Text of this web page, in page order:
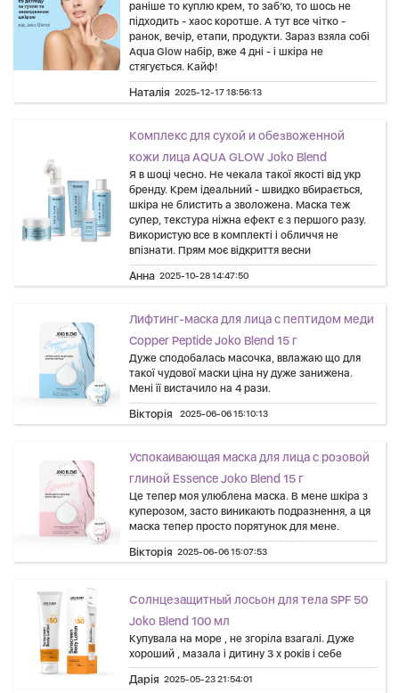
раніше то куплю крем, то заб’ю, то шось не
підходить - хаос коротше. А тут все чітко -
ранок, вечір, етапи, продукти. Зараз взяла собі
Aqua Glow набір, вже 4 дні - і шкіра не
стягується. Кайф!
Наталія 2025-12-17 18:56:13
Комплекс для сухой и обезвоженной
кожи лица AQUA GLOW Joko Blend
Я в шоці чесно. Не чекала такої якості від укр
бренду. Крем ідеальний - швидко вбирається,
шкіра не блистить а зволожена. Маска теж
супер, текстура ніжна ефект є з першого разу.
Використую все в комплекті і обличчя не
впізнати. Прям моє відкриття весни
Анна 2025-10-28 14:47:50
Лифтинг-маска для лица с пептидом меди
Copper Peptide Joko Blend 15 г
Дуже сподобалась масочка, ввлажаю що для
такої чудової маски ціна ну дуже занижена.
Мені її вистачило на 4 рази.
Вікторія 2025-06-06 15:10:13
Успокаивающая маска для лица с розовой
глиной Essence Joko Blend 15 г
Це тепер моя улюблена маска. В мене шкіра з
куперозом, засто виникають подразнення, а ця
маска тепер просто порятунок для мене.
Вікторія 2025-06-06 15:07:53
Солнцезащитный лосьон для тела SPF 50
Joko Blend 100 мл
Купувала на море , не згоріла взагалі. Дуже
хороший , мазала і дитину 3 х років і себе
Дарія 2025-05-23 21:54:01